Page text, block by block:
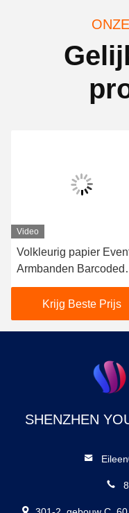
Video
Volkleurig papier
Armbanden Barcoded
Hittebestendige met
materiaalKrijg Beste Prijs
SHENZHEN